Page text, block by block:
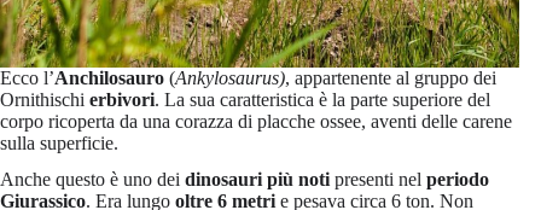
Ecco l’Anchilosauro (Ankylosaurus), appartenente al gruppo dei
Ornithischi erbivori. La sua caratteristica è la parte superiore del
corpo ricoperta da una corazza di placche ossee, aventi delle carene
sulla superficie.
Anche questo è uno dei dinosauri più noti presenti nel periodo
Giurassico. Era lungo oltre 6 metri e pesava circa 6 ton. Non